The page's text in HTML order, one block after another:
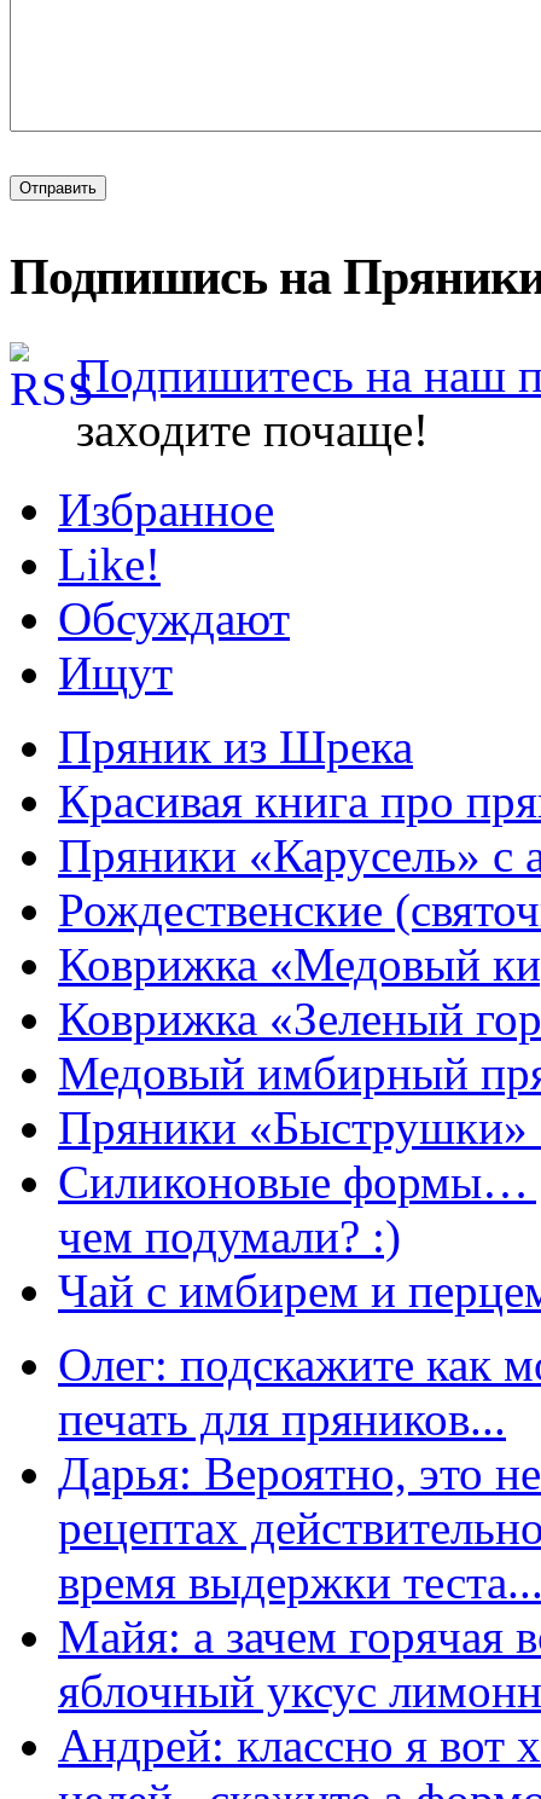
Подпишись на
Подпишитесь на наш
заходите почаще!
Избранное
Like!
Обсуждают
Ищут
Пряник из Шрека
Красивая книга про
Пряники «Карусель» с
Рождественские
Коврижка «Медовый
Коврижка «Зеленый
Медовый имбирный
Пряники «Быструшки»
Силиконовые формы…
чем подумали? :)
Чай с имбирем и
Олег: подскажите как
печать для пряников...
Дарья: Вероятно, это
рецептах
время выдержки
Майя: а зачем горячая
яблочный уксус
Андрей: классно я вот